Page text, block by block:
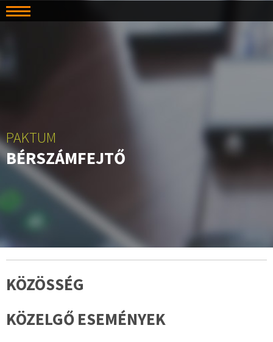
PAKTUM
BÉRSZÁMFEJTŐ
KÖZÖSSÉG
KÖZELGŐ ESEMÉNYEK